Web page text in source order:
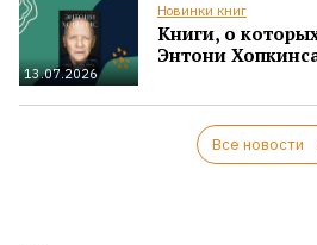
13.07.2026
Новинки книг
Книги, о
Энтони
Все новости